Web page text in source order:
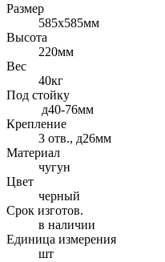
Размер
585х585мм
Высота
220мм
Вес
40кг
Под стойку
д40-76мм
Крепление
3 отв., д26мм
Материал
чугун
Цвет
черный
Cpoк изгoтoв.
в наличии
Единица измерения
шт